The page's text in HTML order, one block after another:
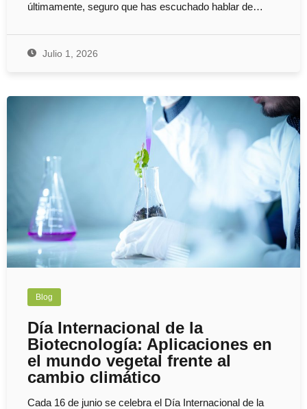
últimamente, seguro que has escuchado hablar de…
Julio 1, 2026
Blog
Día Internacional de la
Biotecnología: Aplicaciones en
el mundo vegetal frente al
cambio climático
Cada 16 de junio se celebra el Día Internacional de la